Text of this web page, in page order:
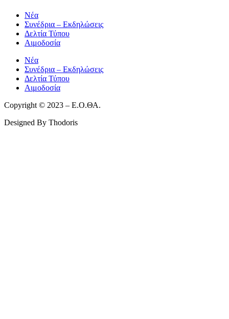
Νέα
Συνέδρια – Εκδηλώσεις
Δελτία Τύπου
Αιμοδοσία
Νέα
Συνέδρια – Εκδηλώσεις
Δελτία Τύπου
Αιμοδοσία
Copyright © 2023 – Ε.Ο.ΘΑ.
Designed By Thodoris